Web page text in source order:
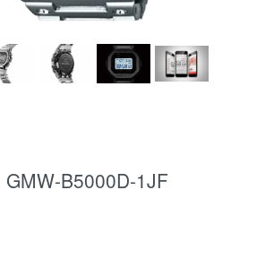
GMW-B5000D-1JF